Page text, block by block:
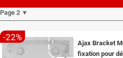
Page 2 ▼
-22%
Ajax Bracket
fixation pour